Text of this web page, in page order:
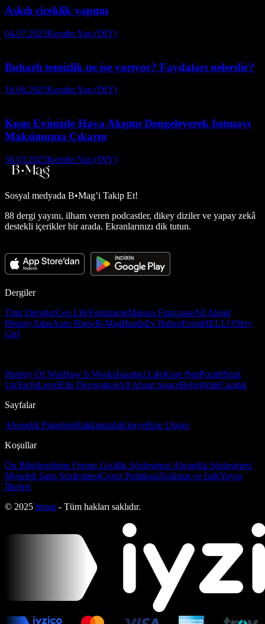
Askılı çiceklik yapımı
04.07.2025Kendin Yap (DIY)
Buharlı temizlik ne işe yarıyor? Faydaları nelerdir?
16.06.2025Kendin Yap (DIY)
Kışın Evinizde Hava Akışını Dengeleyerek Isıtmayı
Maksimuma Çıkarın
30.03.2025Kendin Yap (DIY)
Sosyal medyada B•Mag’i Takip Et!
88 dergi yayını, ilham veren podcastler, dikey diziler ve yapay zekâ
destekli içerikler bir arada. Ekranlarınızı dik tutun.
Dergiler
Tüm DergilerCeo LifeFormsanteMaison FrançaiseAll About
HistoryAtlasAuto ShowB-MagBurdaEv BahçeEvimHELLO!Hey
Girl
History Of WarHow It Worksİstanbul LifeKore PopPozitifStart
UpYachtLevelElle DecorationAll About SpaceBebeğimleCapital
Sayfalar
Abonelik PaketleriHakkımızdaKünyeBize Ulaşın
Koşullar
Ön Bilgilendirme Formu Gizlilik Sözleşmesi Abonelik Sözleşmesi
Mesafeli Satış SözleşmesiÇerez PolitikasıTeslimat ve İadeYayın
İlkeleri
© 2025 bmag - Tüm hakları saklıdır.